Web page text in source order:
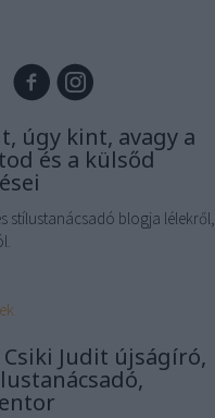
úgy kint, avagy a
és a külsőd
stílustanácsadó blogja lélekről,
Judit újságíró,